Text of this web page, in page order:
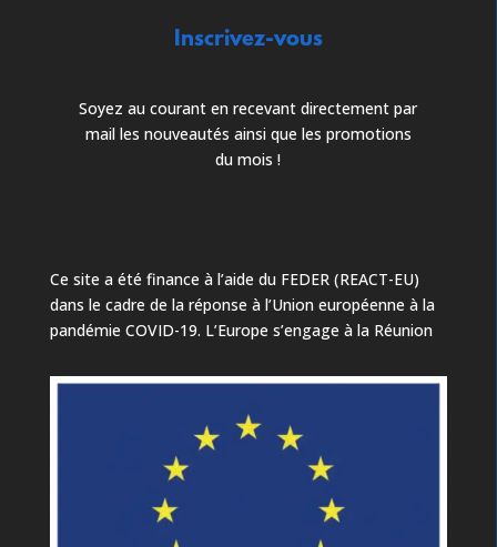
Inscrivez-vous
Soyez au courant en recevant directement par
mail les nouveautés ainsi que les promotions
du mois !
Ce site a été finance à l’aide du FEDER (REACT-EU)
dans le cadre de la réponse à l’Union européenne à la
pandémie COVID-19. L’Europe s’engage à la Réunion